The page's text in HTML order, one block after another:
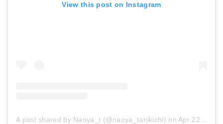
View this post on Instagram
A post shared by Naoya_t (@naoya_tanikichi) on Apr 22, 2018 at 10:09pm PDT